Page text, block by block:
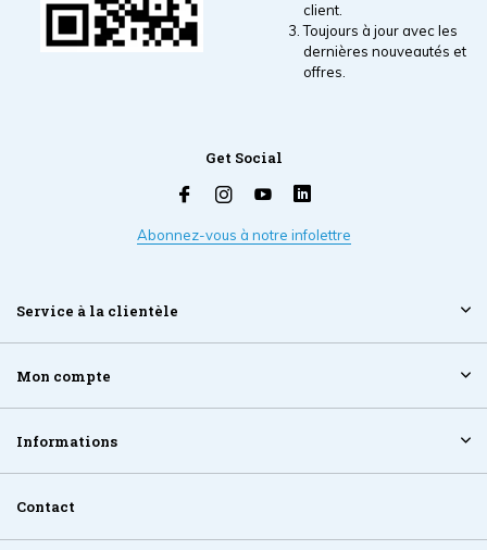
client.
Toujours à jour avec les
dernières nouveautés et
offres.
Get Social
Abonnez-vous à notre infolettre
Service à la clientèle
Mon compte
Informations
Contact